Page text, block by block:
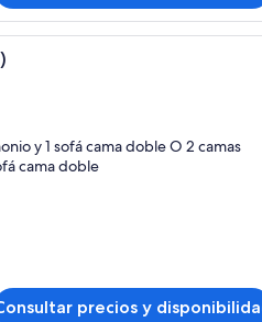
dos sillas, un ventanal con vistas a
Una sala de estar moderna
y 1 sofá cama doble O 2 camas
cama doble
precios y